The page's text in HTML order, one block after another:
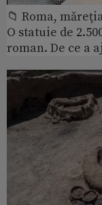
📁 Roma,
O statuie de
roman. De ce a